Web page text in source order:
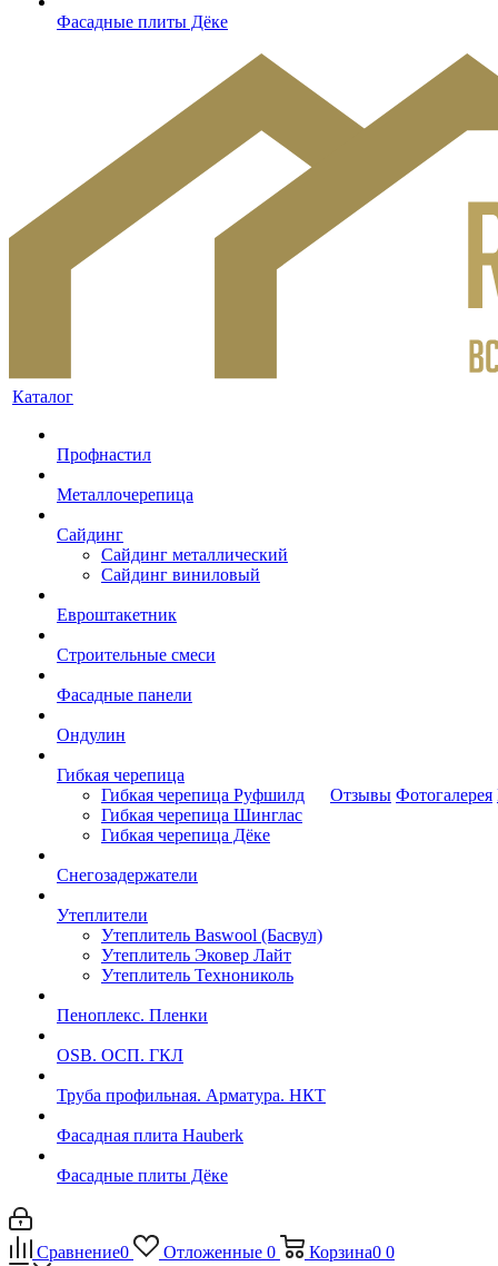
Фасадные плиты Дёке
Каталог
Профнастил
Металлочерепица
Сайдинг
Сайдинг металлический
Сайдинг виниловый
Евроштакетник
Строительные смеси
Фасадные панели
Ондулин
Гибкая черепица
Гибкая черепица Руфшилд
Гибкая черепица Шинглас
Гибкая черепица Дёке
Снегозадержатели
Утеплители
Утеплитель Baswool (Басвул)
Утеплитель Эковер Лайт
Утеплитель Технониколь
Пеноплекс. Пленки
OSB. ОСП. ГКЛ
Труба профильная. Арматура. НКТ
Фасадная плита Hauberk
Фасадные плиты Дёке
Отзывы Фотогалерея
Сравнение0 Отложенные 0 Корзина0 0